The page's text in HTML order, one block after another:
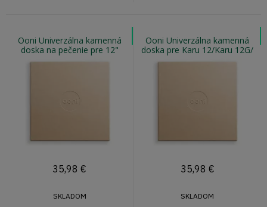
Ooni Univerzálna kamenná
doska na pečenie pre 12"
pece
35,98 €
SKLADOM
Ooni Univerzálna kamenná
doska pre Karu 12/Karu 12G/
Karu 2
35,98 €
SKLADOM